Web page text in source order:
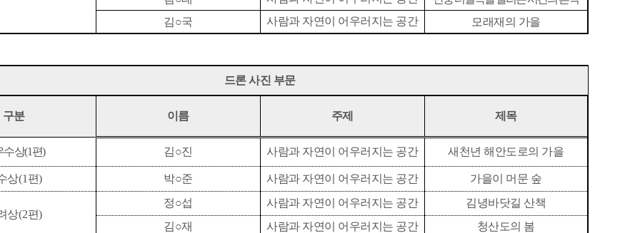
김○국 사람과 자연이 어우러지는 공간 모래재의 가을
드론 사진 부문
구분 이름 주제 제목
수상(1편) 김○진 사람과 자연이 어우러지는 공간 새천년 해안도로의 가을
상(1 편) 박○준 사람과 자연이 어우러지는 공간 가을이 머문 숲
상(2편)
정○섭 사람과 자연이 어우러지는 공간
김녕바닷길 산책
김○재 사람과 자연이 어우러지는 공간 청산도의 봄